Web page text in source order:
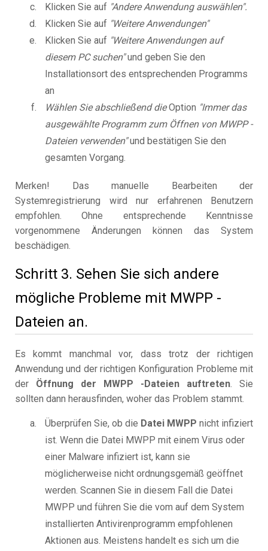
Klicken Sie auf "Andere Anwendung auswählen".
Klicken Sie auf "Weitere Anwendungen"
Klicken Sie auf "Weitere Anwendungen auf
diesem PC suchen"und geben Sie den
Installationsort des entsprechenden Programms
an
Wählen Sie abschließend dieOption "Immer das
ausgewählte Programm zum Öffnen von MWPP -
Dateien verwenden"und bestätigen Sie den
gesamten Vorgang.
Merken! Das manuelle Bearbeiten der
Systemregistrierung wird nur erfahrenen Benutzern
empfohlen. Ohne entsprechende Kenntnisse
vorgenommene Änderungen können das System
beschädigen.
Schritt 3. Sehen Sie sich andere
mögliche Probleme mit MWPP -
Dateien an.
Es kommt manchmal vor, dass trotz der richtigen
Anwendung und der richtigen Konfiguration Probleme mit
der Öffnung der MWPP -Dateien auftreten. Sie
sollten dann herausfinden, woher das Problem stammt.
Überprüfen Sie, ob die Datei MWPP nicht infiziert
ist. Wenn die Datei MWPP mit einem Virus oder
einer Malware infiziert ist, kann sie
möglicherweise nicht ordnungsgemäß geöffnet
werden. Scannen Sie in diesem Fall die Datei
MWPP und führen Sie die vom auf dem System
installierten Antivirenprogramm empfohlenen
Aktionen aus. Meistens handelt es sich um die